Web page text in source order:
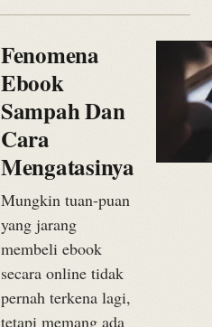
Fenomena
Ebook
Sampah Dan
Cara
Mengatasinya
Mungkin tuan-puan
yang jarang
membeli ebook
secara online tidak
pernah terkena lagi,
tetapi memang ada